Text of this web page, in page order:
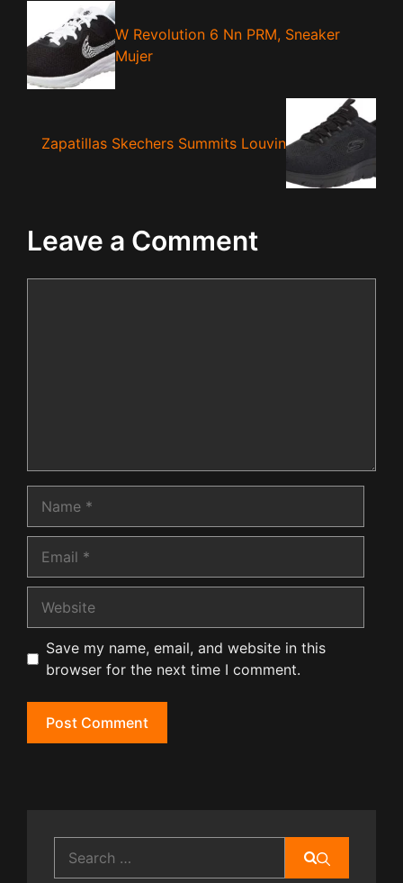
W Revolution 6 Nn PRM, Sneaker
Mujer
Zapatillas Skechers Summits Louvin
Leave a Comment
Save my name, email, and website in this
browser for the next time I comment.
for: